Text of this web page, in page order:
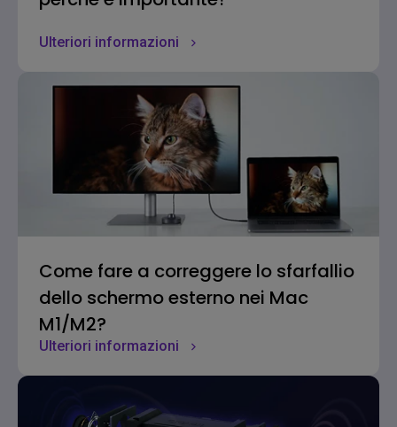
Ulteriori informazioni
Come fare a correggere lo sfarfallio
dello schermo esterno nei Mac
M1/M2?
Ulteriori informazioni